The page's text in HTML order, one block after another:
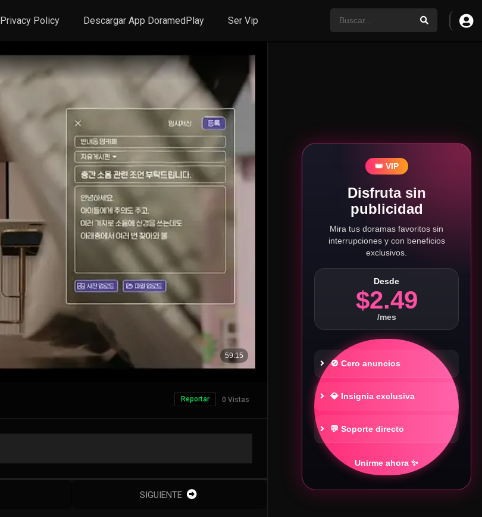
Privacy Policy Descargar App DoramedPlay Ser Vip
0 Vistas
Reportar
SIGUIENTE
👑 VIP
Disfruta sin
publicidad
Mira tus doramas favoritos sin
interrupciones y con beneficios
exclusivos.
Desde
$2.49
/mes
🚫 Cero anuncios
💎 Insignia exclusiva
💬 Soporte directo
Unirme ahora ✨